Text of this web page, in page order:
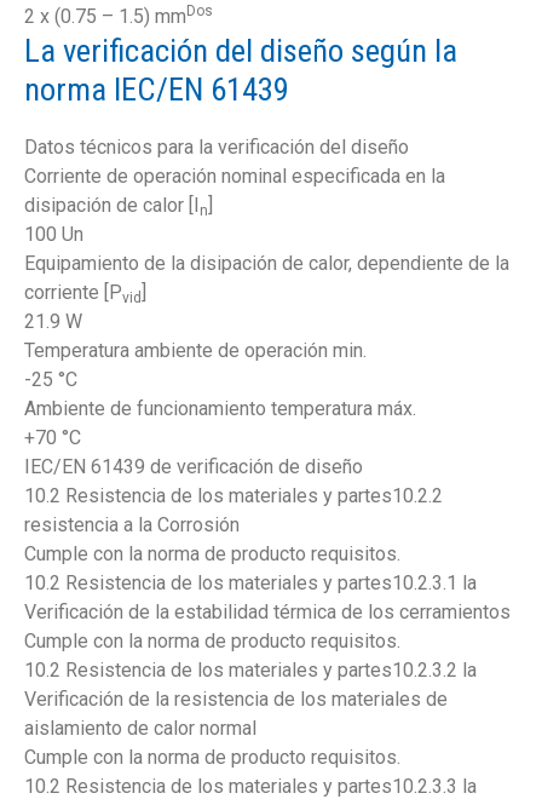
2 x (0.75 – 1.5) mm Dos
La verificación del diseño según la
norma IEC/EN 61439
Datos técnicos para la verificación del diseño
Corriente de operación nominal especificada en la
disipación de calor [I n
100 Un
Equipamiento de la disipación de calor, dependiente de la
corriente [Pvid
21.9 W
Temperatura ambiente de operación min.
-25 °C
Ambiente de funcionamiento temperatura máx.
+70 °C
IEC/EN 61439 de verificación de diseño
10.2 Resistencia de los materiales y partes10.2.2
resistencia a la Corrosión
Cumple con la norma de producto requisitos.
10.2 Resistencia de los materiales y partes10.2.3.1 la
Verificación de la estabilidad térmica de los cerramientos
Cumple con la norma de producto requisitos.
10.2 Resistencia de los materiales y partes10.2.3.2 la
Verificación de la resistencia de los materiales de
aislamiento de calor normal
Cumple con la norma de producto requisitos.
10.2 Resistencia de los materiales y partes10.2.3.3 la